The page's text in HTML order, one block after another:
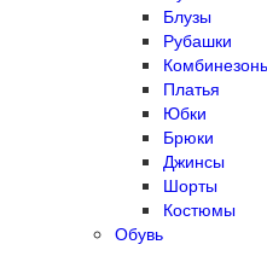
Блузы
Рубашки
Платья
Юбки
Брюки
Джинсы
Шорты
Костюмы
Обувь